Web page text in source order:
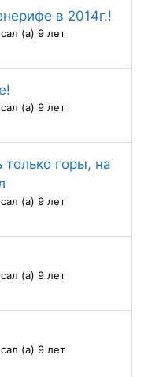
в 2014г.!
(а) 9 лет
(а) 9 лет
горы, на
(а) 9 лет
(а) 9 лет
(а) 9 лет